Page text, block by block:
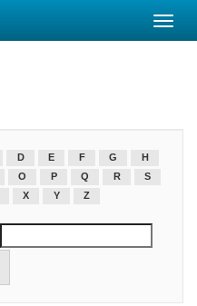
D E F G
H
O P Q R
S
X Y Z